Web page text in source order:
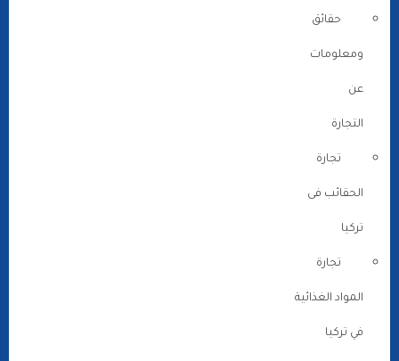
حقائق
ومعلومات
عن
التجارة
تجارة
الحقائب فى
تركيا
تجارة
المواد الغذائية
في تركيا